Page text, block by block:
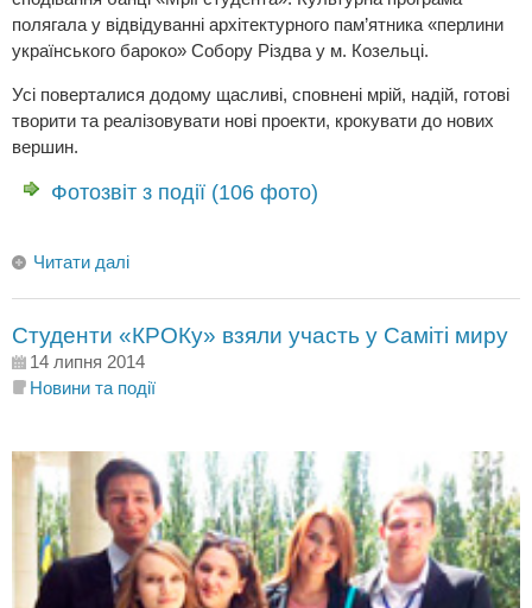
полягала у відвідуванні архітектурного пам’ятника «перлини
українського бароко» Собору Різдва у м. Козельці.
Усі поверталися додому щасливі, сповнені мрій, надій, готові
творити та реалізовувати нові проекти, крокувати до нових
вершин.
Фотозвіт з події (106 фото)
Читати далі
Студенти «КРОКу» взяли участь у Саміті миру
14 липня 2014
Новини та події